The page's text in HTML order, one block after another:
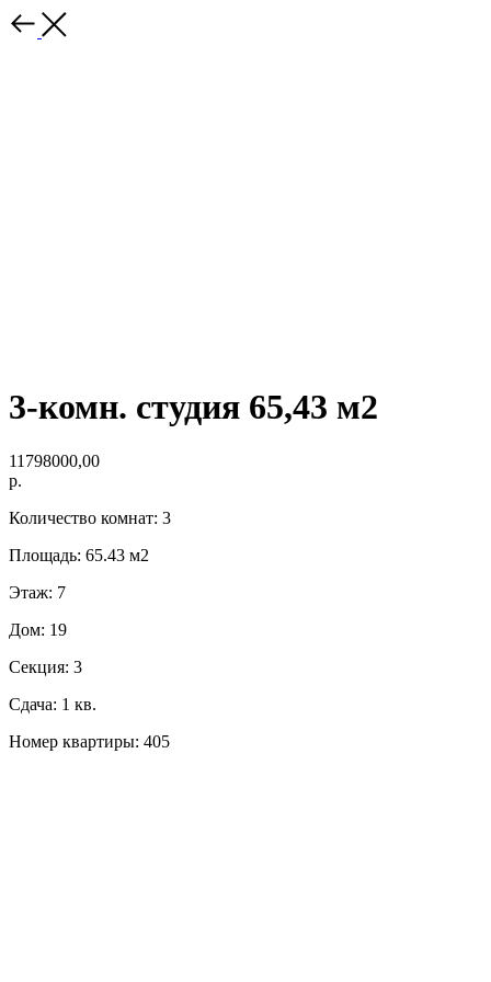
3-комн. студия 65,43 м2
11798000,00
р.
Количество комнат: 3
Площадь: 65.43 м2
Этаж: 7
Дом: 19
Секция: 3
Сдача: 1 кв.
Номер квартиры: 405